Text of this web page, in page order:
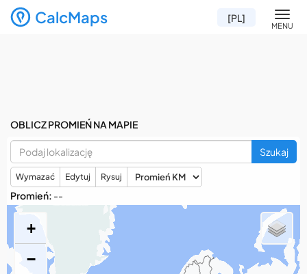
CalcMaps MENU
[PL]
OBLICZ PROMIEŃ NA MAPIE
Szukaj
Wymazać Edytuj Rysuj
Promień: --
+
−